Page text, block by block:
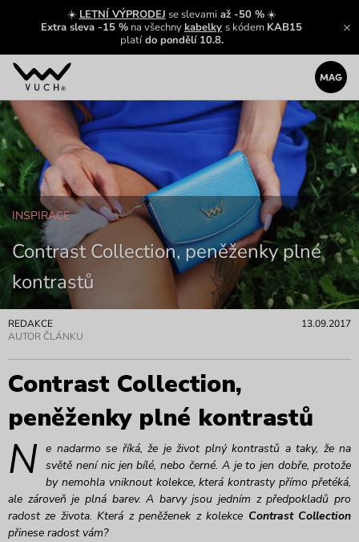
☀️ LETNÍ VÝPRODEJ se slevamiaž -50 %☀️
Extra sleva -15 % na všechnykabelky s kódem KAB15
platído pondělí 10.8.
INSPIRACE
Contrast Collection, peněženky plné
kontrastů
13.09.2017
REDAKCE
AUTOR ČLÁNKU
Contrast Collection,
peněženky plné kontrastů
N e nadarmo se říká, že je život plný kontrastů a taky, že na
světě není nic jen bílé, nebo černé. A je to jen dobře, protože
by nemohla vniknout kolekce, která kontrasty přímo přetéká,
ale zároveň je plná barev. A barvy jsou jedním z předpokladů pro
radost ze života. Která z peněženek z kolekce Contrast Collection
přinese radost vám?